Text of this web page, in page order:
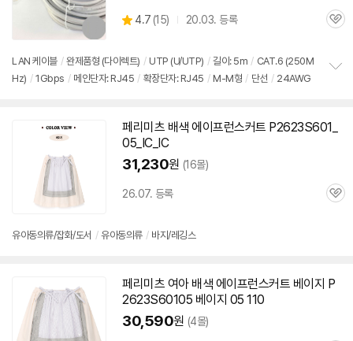
별
4.7 (상
뷰
15) 20.03. 등록
관
LAN 케이블 / 완제품형 (다이렉트) / UTP (U/UTP) / 길이: 5m / CAT.6 (250M
Hz) / 1Gbps / 메인단자: RJ45 / 확장단자: RJ45 / M-M형 / 단선 / 24AWG
페리미츠 배색 에이프런스커트 P2623S601_
05_IC_IC
31,230원 (16몰)
26.07. 등록
관
유아동의류/잡화/도서 / 유아동의류 / 바지/레깅스
페리미츠 여아 배색 에이프런스커트 베이지 P
2623S60105 베이지 05 110
30,590원 (4몰)